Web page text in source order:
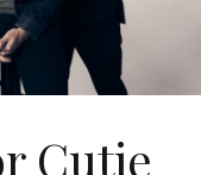
Cutie